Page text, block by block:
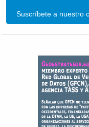
Suscríbete a nuestro